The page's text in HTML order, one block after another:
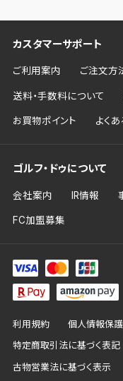
カスタマーサポート
ご利用案内 ご注文方
送料・手数料について
お買物ポイント よく
ゴルフ・ドゥについて
会社案内 IR情報
FC加盟募集
利用規約 個人情報保
特定商取引法に基づく表記
古物営業法に基づく表示